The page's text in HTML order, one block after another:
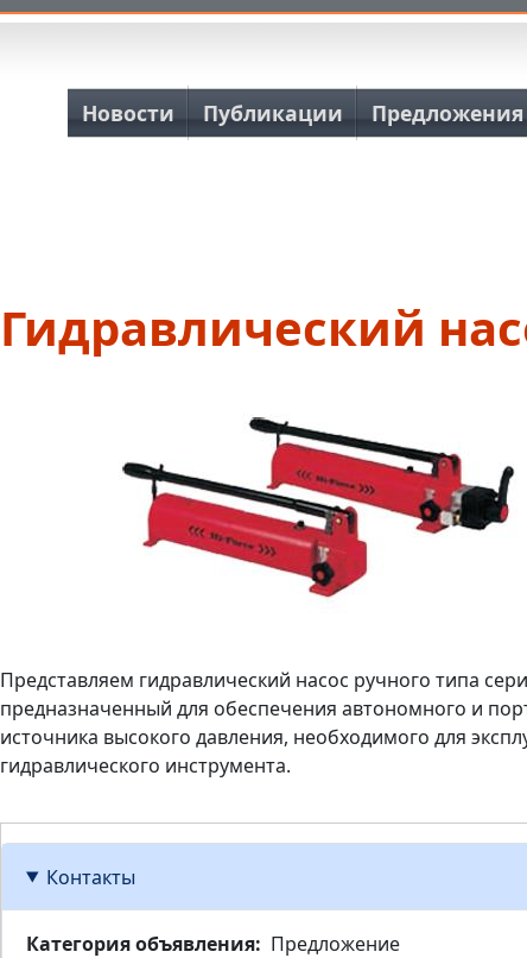
Основная навигация
Новости Публикации Предложения
Гидравлический
Представляем гидравлический насос ручного типа
предназначенный для обеспечения автономного и
источника высокого давления, необходимого для
гидравлического инструмента.
Контакты
Категория объявления
Предложение